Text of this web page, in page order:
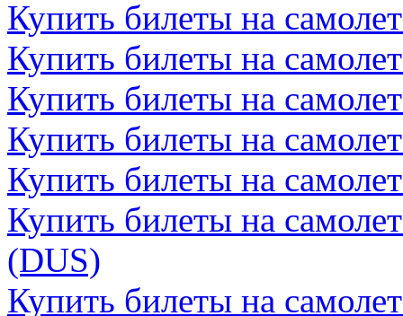
Купить билеты на
Купить билеты на
Купить билеты на
Купить билеты на
Купить билеты на
Купить билеты на
(DUS)
Купить билеты на